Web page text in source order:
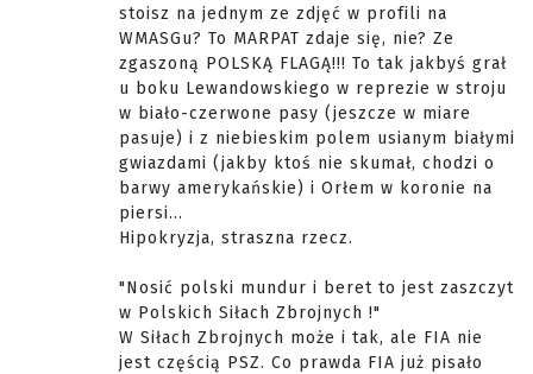
stoisz na jednym ze zdjęć w profili na
WMASGu? To MARPAT zdaje się, nie? Ze
zgaszoną POLSKĄ FLAGĄ!!! To tak jakbyś grał
u boku Lewandowskiego w reprezie w stroju
w biało-czerwone pasy (jeszcze w miare
pasuje) i z niebieskim polem usianym białymi
gwiazdami (jakby ktoś nie skumał, chodzi o
barwy amerykańskie) i Orłem w koronie na
piersi...
Hipokryzja, straszna rzecz.
"Nosić polski mundur i beret to jest zaszczyt
w Polskich Siłach Zbrojnych !"
W Siłach Zbrojnych może i tak, ale FIA nie
jest częścią PSZ. Co prawda FIA już pisało